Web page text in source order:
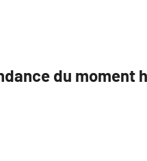
du